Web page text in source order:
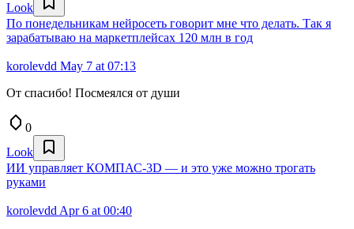
Look
По понедельникам нейросеть говорит мне что делать. Так я
зарабатываю на маркетплейсах 120 млн в год
korolevdd May 7 at 07:13
От спасибо! Посмеялся от души
0
Look
ИИ управляет КОМПАС-3D — и это уже можно трогать
руками
korolevdd Apr 6 at 00:40